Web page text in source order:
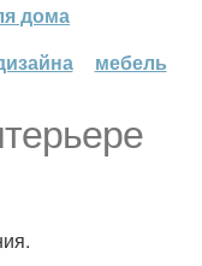
дома
мебель